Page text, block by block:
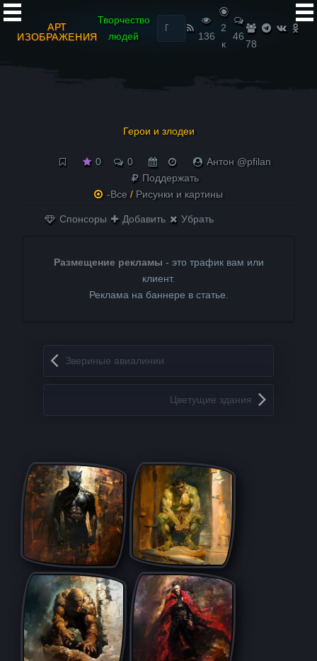
АРТ
ИЗОБРАЖЕНИЯ
Творчество
людей
Найти:
136
2
к
46
78
Герои и злодеи
0 0
Антон @pfilan
Поддержать
-Все / Рисунки и картины
Спонсоры Добавить Убрать
Размещение рекламы - это трафик вам или
клиент.
Реклама на баннере в статье.
Запись навигация
Звериные авиалинии
Цветущие здания